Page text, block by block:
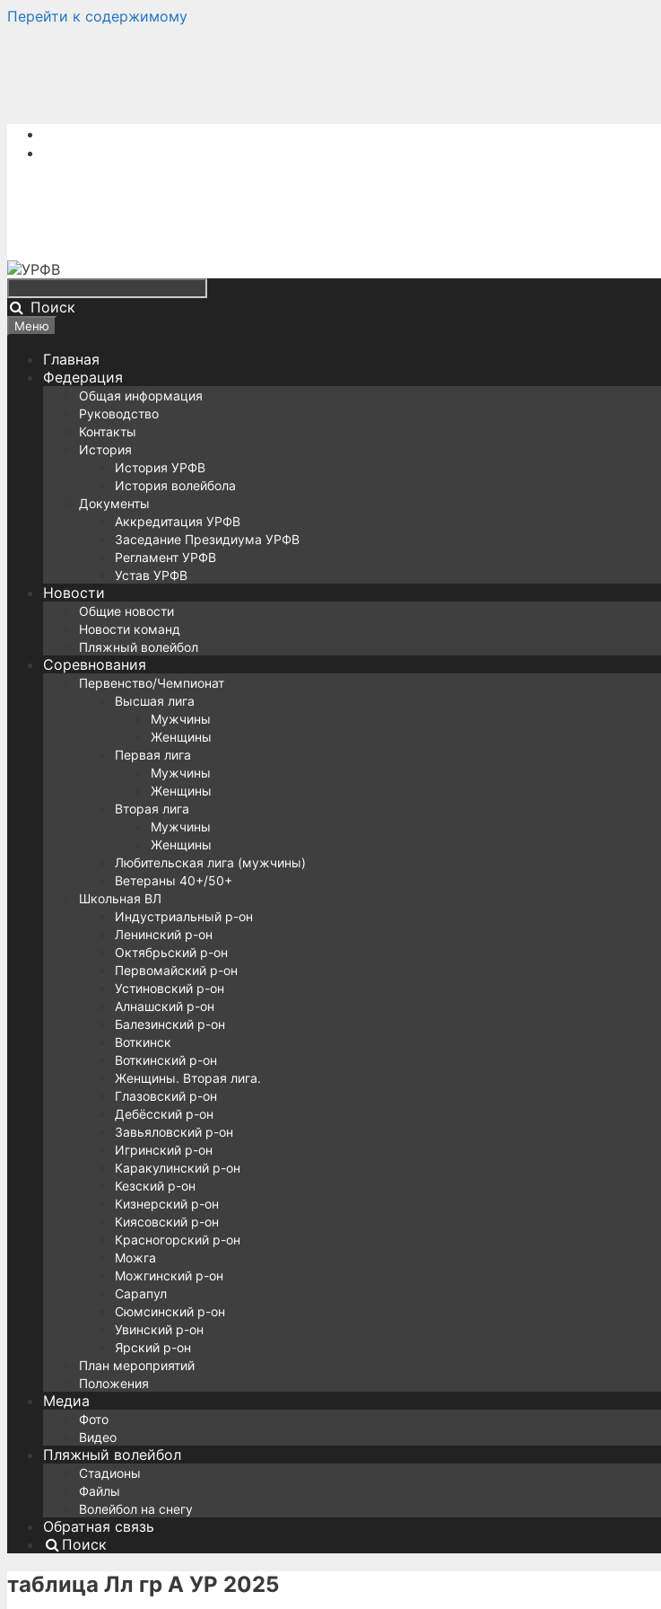
Перейти к содержимому
Поиск
Меню
Главная
Федерация
Общая информация
Руководство
Контакты
История
История УРФВ
История волейбола
Документы
Аккредитация УРФВ
Заседание Президиума УРФВ
Регламент УРФВ
Устав УРФВ
Новости
Общие новости
Новости команд
Пляжный волейбол
Соревнования
Первенство/Чемпионат
Высшая лига
Мужчины
Женщины
Первая лига
Мужчины
Женщины
Вторая лига
Мужчины
Женщины
Любительская лига (мужчины)
Ветераны 40+/50+
Школьная ВЛ
Индустриальный р-он
Ленинский р-он
Октябрьский р-он
Первомайский р-он
Устиновский р-он
Алнашский р-он
Балезинский р-он
Воткинск
Воткинский р-он
Женщины. Вторая лига.
Глазовский р-он
Дебёсский р-он
Завьяловский р-он
Игринский р-он
Каракулинский р-он
Кезский р-он
Кизнерский р-он
Киясовский р-он
Красногорский р-он
Можга
Можгинский р-он
Сарапул
Сюмсинский р-он
Увинский р-он
Ярский р-он
План мероприятий
Положения
Медиа
Фото
Видео
Пляжный волейбол
Стадионы
Файлы
Волейбол на снегу
Обратная связь
Поиск
таблица Лл гр А УР 2025